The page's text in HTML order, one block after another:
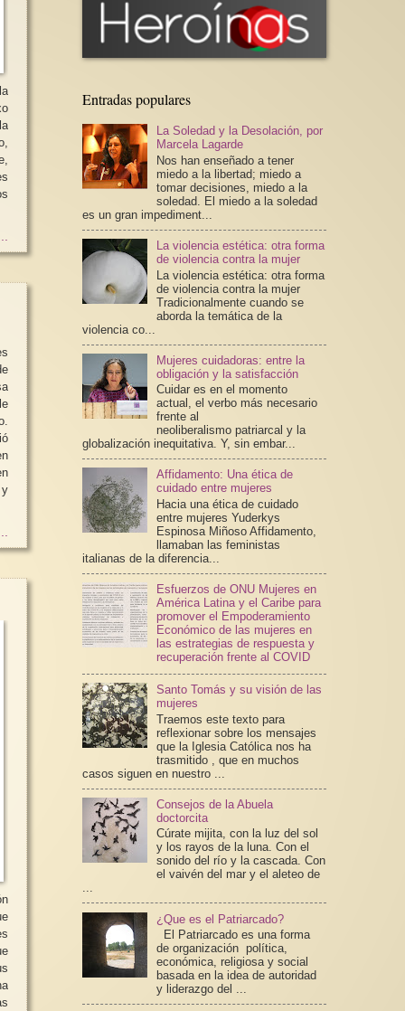
Entradas populares
La Soledad y la Desolación, por
Marcela Lagarde
Nos han enseñado a tener
miedo a la libertad; miedo a
tomar decisiones, miedo a la
soledad. El miedo a la soledad
es un gran impediment...
La violencia estética: otra forma
de violencia contra la mujer
La violencia estética: otra forma
de violencia contra la mujer
Tradicionalmente cuando se
aborda la temática de la
violencia co...
Mujeres cuidadoras: entre la
obligación y la satisfacción
Cuidar es en el momento
actual, el verbo más necesario
frente al
neoliberalismo patriarcal y la
globalización inequitativa. Y, sin embar...
Affidamento: Una ética de
cuidado entre mujeres
Hacia una ética de cuidado
entre mujeres Yuderkys
Espinosa Miñoso Affidamento,
llamaban las feministas
italianas de la diferencia...
Esfuerzos de ONU Mujeres en
América Latina y el Caribe para
promover el Empoderamiento
Económico de las mujeres en
las estrategias de respuesta y
recuperación frente al COVID
Santo Tomás y su visión de las
mujeres
Traemos este texto para
reflexionar sobre los mensajes
que la Iglesia Católica nos ha
trasmitido , que en muchos
casos siguen en nuestro ...
Consejos de la Abuela
doctorcita
Cúrate mijita, con la luz del sol
y los rayos de la luna. Con el
sonido del río y la cascada. Con
el vaivén del mar y el aleteo de
...
¿Que es el Patriarcado?
El Patriarcado es una forma
de organización política,
económica, religiosa y social
basada en la idea de autoridad
y liderazgo del ...